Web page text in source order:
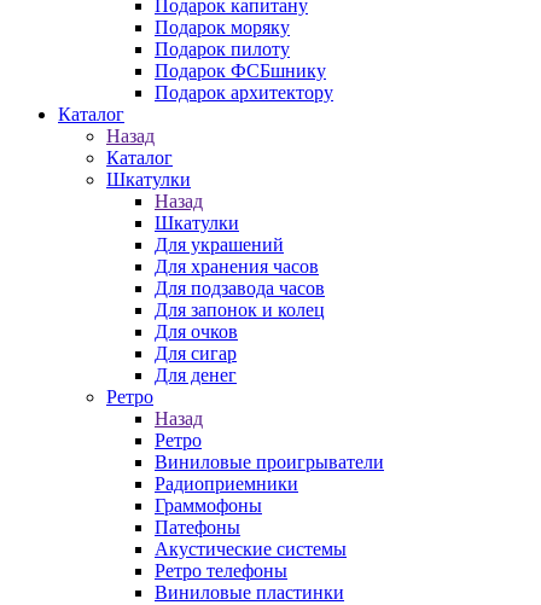
Подарок капитану
Подарок моряку
Подарок пилоту
Подарок ФСБшнику
Подарок архитектору
Каталог
Назад
Каталог
Шкатулки
Назад
Шкатулки
Для украшений
Для хранения часов
Для подзавода часов
Для запонок и колец
Для очков
Для сигар
Для денег
Ретро
Назад
Ретро
Виниловые проигрыватели
Радиоприемники
Граммофоны
Патефоны
Акустические системы
Ретро телефоны
Виниловые пластинки